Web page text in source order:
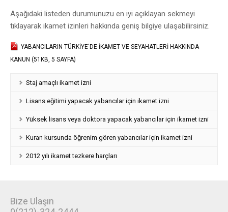
Aşağıdaki listeden durumunuzu en iyi açıklayan sekmeyi
tıklayarak ikamet izinleri hakkında geniş bilgiye ulaşabilirsiniz.
YABANCILARIN TÜRKİYE'DE İKAMET VE SEYAHATLERİ HAKKINDA
KANUN (51KB, 5 SAYFA)
Staj amaçlı ikamet izni
Lisans eğitimi yapacak yabancılar için ikamet izni
Yüksek lisans veya doktora yapacak yabancılar için ikamet izni
Kuran kursunda öğrenim gören yabancılar için ikamet izni
2012 yılı ikamet tezkere harçları
Bize Ulaşın